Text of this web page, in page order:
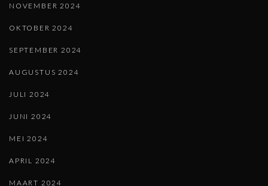
NOVEMBER 2024
OKTOBER 2024
SEPTEMBER 2024
AUGUSTUS 2024
JULI 2024
JUNI 2024
MEI 2024
APRIL 2024
MAART 2024